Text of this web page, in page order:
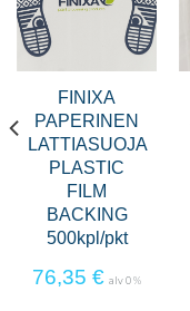
FINIXA
PAPERINEN
LATTIASUOJA
PLASTIC
FILM
BACKING
500kpl/pkt
76,35 € alv 0 %